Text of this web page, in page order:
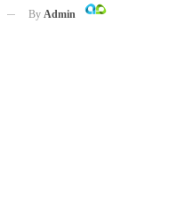
By Admin